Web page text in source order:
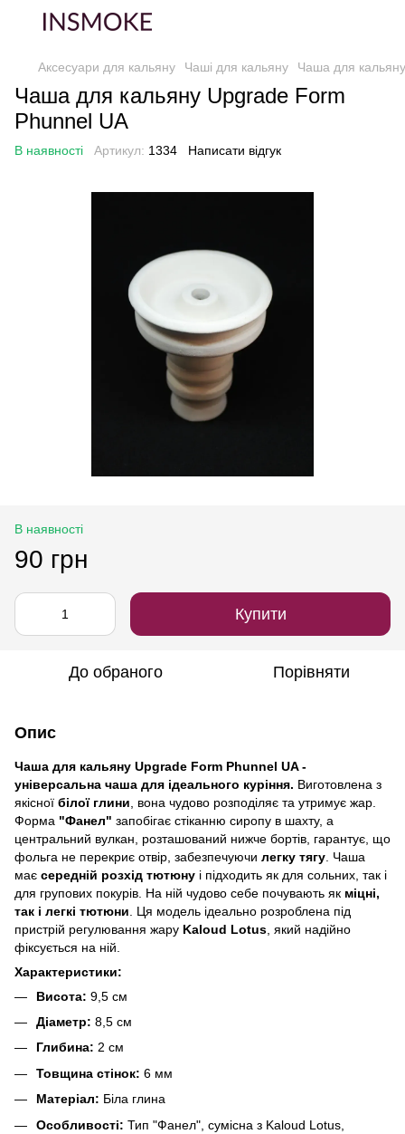
Аксесуари для кальяну Чаші для кальяну Чаша для
Чаша для кальяну Upgrade Form
Phunnel UA
В наявності Артикул: 1334 Написати відгук
В наявності
90 грн
Купити
До обраного Порівняти
Опис
Чаша для кальяну Upgrade Form Phunnel UA -
універсальна чаша для ідеального куріння. Виготовлена з
якісної білої глини , вона чудово розподіляє та утримує жар.
Форма "Фанел" запобігає стіканню сиропу в шахту, а
центральний вулкан, розташований нижче бортів, гарантує, що
фольга не перекриє отвір, забезпечуючи легку тягу . Чаша
має середній розхід тютюну і підходить як для сольних, так і
для групових покурів. На ній чудово себе почувають як міцні,
так і легкі тютюни . Ця модель ідеально розроблена під
пристрій регулювання жару Kaloud Lotus , який надійно
фіксується на ній.
Характеристики:
Висота: 9,5 см
Діаметр: 8,5 см
Глибина: 2 см
Товщина стінок: 6 мм
Матеріал: Біла глина
Особливості: Тип "Фанел", сумісна з Kaloud Lotus,